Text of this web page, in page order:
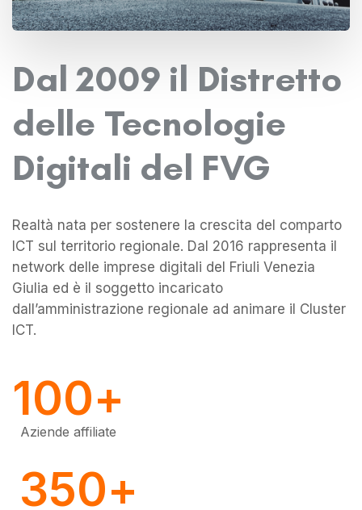
Dal 2009 il Distretto
delle Tecnologie
Digitali del FVG
Realtà nata per sostenere la crescita del comparto
ICT sul territorio regionale. Dal 2016 rappresenta il
network delle imprese digitali del Friuli Venezia
Giulia ed è il soggetto incaricato
dall’amministrazione regionale ad animare il Cluster
ICT.
0
1
2
3
0
1
2
0
1
2
+
Aziende affiliate
0
1
2
3
0
1
3
4
50+
0
1
2
3